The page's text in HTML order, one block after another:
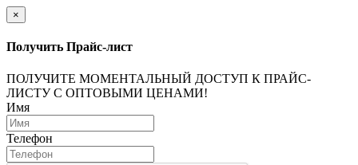
×
Получить Прайс-лист
ПОЛУЧИТЕ МОМЕНТАЛЬНЫЙ ДОСТУП К ПРАЙС-
ЛИСТУ С ОПТОВЫМИ ЦЕНАМИ!
Имя
Телефон